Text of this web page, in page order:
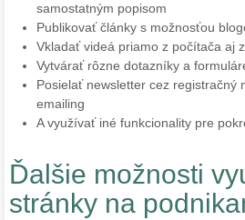
samostatným popisom
Publikovať články s možnosťou
Vkladať videá priamo z počítača aj
Vytvárať rôzne dotazníky a
Posielať newsletter cez registračný
emailing
A využívať iné funkcionality pre
Ďalšie možnosti
stránky na